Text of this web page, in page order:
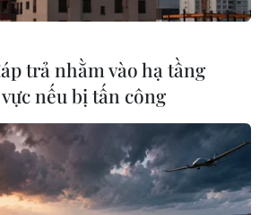
#cảng hàng không quốc tế Nội bài
trả nhằm vào hạ tầng
nếu bị tấn công